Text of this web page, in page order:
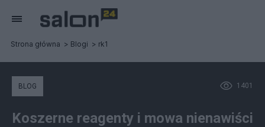
Strona główna Blogi rk1
1401
BLOG
Koszerne reagenty i mowa nienawiści